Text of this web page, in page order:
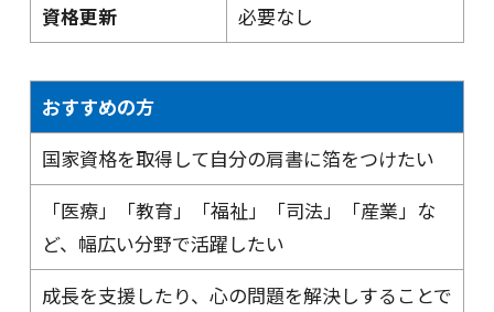
資格更新
必要なし
おすすめの方
国家資格を取得して自分の肩書に箔をつけたい
「医療」「教育」「福祉」「司法」「産業」な
ど、幅広い分野で活躍したい
成長を支援したり、心の問題を解決しすることで